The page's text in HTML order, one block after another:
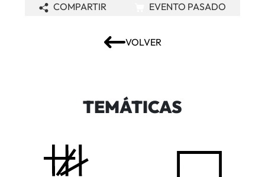
VOLVER
COMPARTIR EVENTO PASADO
TEMÁTICAS